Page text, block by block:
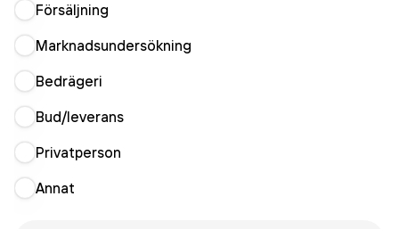
Försäljning
Marknadsundersökning
Bedrägeri
Bud/leverans
Privatperson
Annat